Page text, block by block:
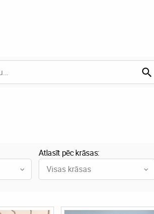
Atlasīt pēc krāsas:
Visas krāsas